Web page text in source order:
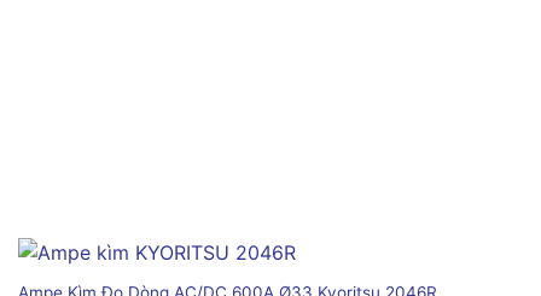
Ampe Kìm Đo Dòng AC/DC 600A Ø33 Kyoritsu 2046R